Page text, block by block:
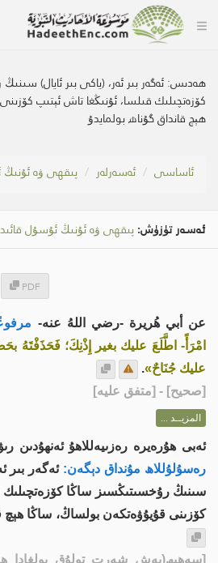
ھەدىس:ئەگەر بىر ئەر، (ياكى بىر ئايال)
كۆزەتچىلىك قىلسا، ئۇنىڭغا تاش ئېتىپ
ھېچ قانداق گۇناھ بولمايدۇ
ئاساسى ئەسەرلەر پىقھى ۋە ئۇنىڭ
ئەسەر تۈزۈش:پىقھى ۋە ئۇنىڭ ئۇسۇل
PDF
عن أبي هُريرة -رضي اللهُ عنه-
امْرَأً- اطَّلَعَ عليك بغير إِذْنِكَ؛ فَحَذَفْتَهُ
عليك جُنَاحٌ».
[صحيح] - [متفق عليه]
المزيــد ...
ئەبى ھۇرەيرە رەزىيەللاھۇ ئەنھۇدىن
رەسۇلۇللاھ مۇنداق دېگەن: ئەگەر بىر
سىنىڭ رۇخسىتىڭسىز ساڭا كۆزەتچىلىك
كۆزىنى قۇيۇۋەتكەن بولساڭ، ساڭا ھېچ
[سەھىھ(بەش شەرت تولۇق بولغادا